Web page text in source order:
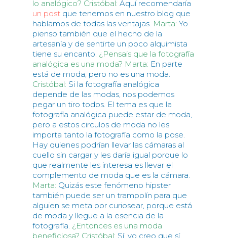
lo analógico? Cristóbal: Aquí recomendaría
un post que tenemos en nuestro blog que
hablamos de todas las ventajas. Marta: Yo
pienso también que el hecho de la
artesanía y de sentirte un poco alquimista
tiene su encanto. ¿Pensais que la fotografía
analógica es una moda? Marta: En parte
está de moda, pero no es una moda.
Cristóbal: Si la fotografía analógica
depende de las modas, nos podemos
pegar un tiro todos. El tema es que la
fotografía analógica puede estar de moda,
pero a estos circulos de moda no les
importa tanto la fotografía como la pose.
Hay quienes podrían llevar las cámaras al
cuello sin cargar y les daría igual porque lo
que realmente les interesa es llevar el
complemento de moda que es la cámara.
Marta: Quizás este fenómeno hipster
también puede ser un trampolín para que
alguien se meta por curiosear, porque está
de moda y llegue a la esencia de la
fotografía. ¿Entonces es una moda
beneficiosa? Cristóbal: Sí, yo creo que sí,